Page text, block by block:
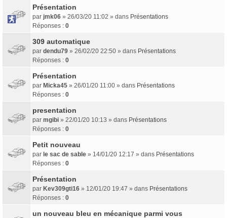
Présentation
par jmk06 » 26/03/20 11:02 » dans Présentations
Réponses : 0
309 automatique
par dendu79 » 26/02/20 22:50 » dans Présentations
Réponses : 0
Présentation
par Micka45 » 26/01/20 11:00 » dans Présentations
Réponses : 0
presentation
par mgibi » 22/01/20 10:13 » dans Présentations
Réponses : 0
Petit nouveau
par le sac de sable » 14/01/20 12:17 » dans Présentations
Réponses : 0
Présentation
par Kev309gti16 » 12/01/20 19:47 » dans Présentations
Réponses : 0
un nouveau bleu en mécanique parmi vous